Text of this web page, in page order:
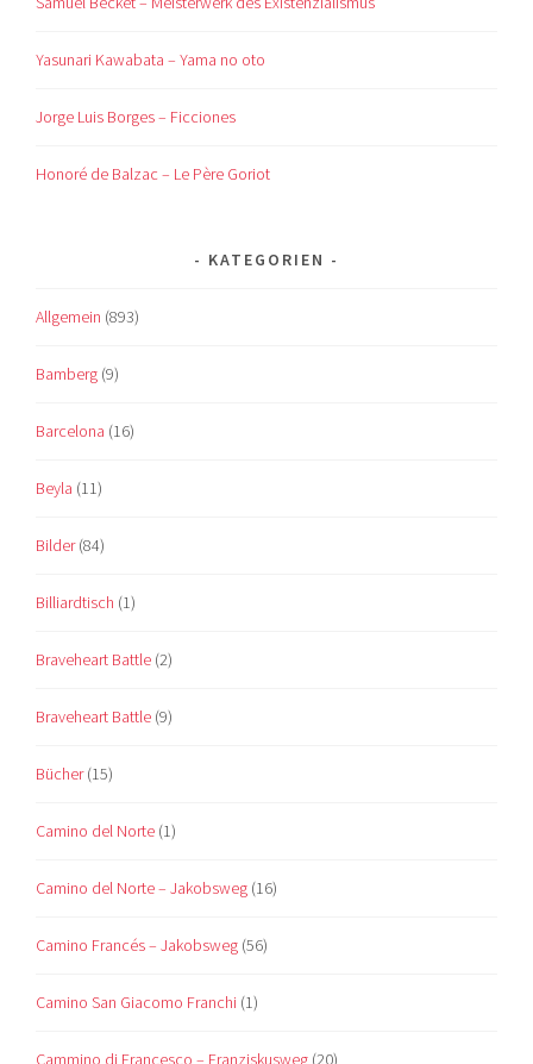
Yasunari Kawabata – Yama no oto
Jorge Luis Borges – Ficciones
Honoré de Balzac – Le Père Goriot
KATEGORIEN
Allgemein (893)
Bamberg (9)
Barcelona (16)
Beyla (11)
Bilder(84)
Billiardtisch (1)
Braveheart Battle (2)
Braveheart Battle (9)
Bücher(15)
Camino del Norte (1)
Camino del Norte – Jakobsweg (16)
Camino Francés – Jakobsweg (56)
Camino San Giacomo Franchi (1)
Cammino di Francesco – Franziskusweg (20)